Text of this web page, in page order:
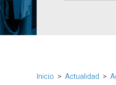
Inicio Actualidad